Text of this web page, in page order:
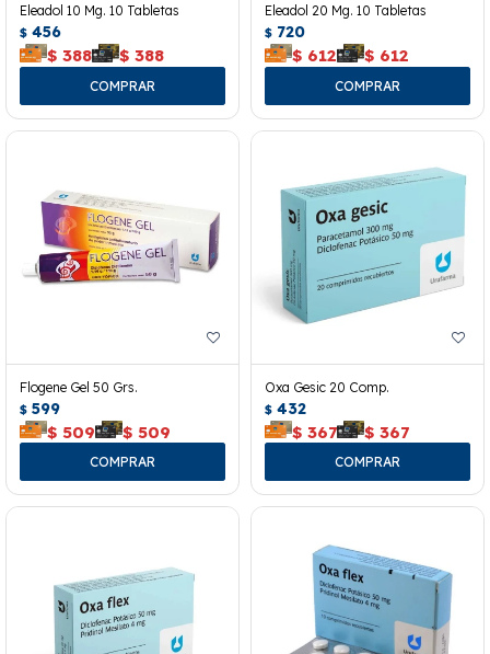
Eleadol 10 Mg. 10 Tabletas
$ 456
$ 388 $ 388
Eleadol 20 Mg. 10 Tabletas
$ 720
$ 612 $ 612
Flogene Gel 50 Grs.
$ 599
$ 509 $ 509
Oxa Gesic 20 Comp.
$ 432
$ 367 $ 367